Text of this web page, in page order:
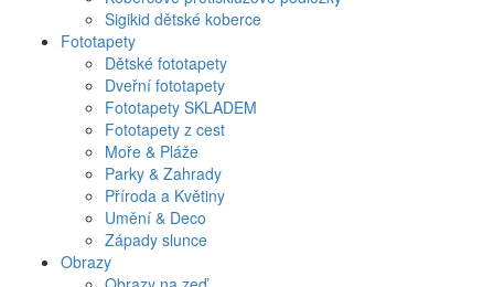
Sigikid dětské koberce
Fototapety
Dětské fototapety
Dveřní fototapety
Fototapety SKLADEM
Fototapety z cest
Moře & Pláže
Parky & Zahrady
Příroda a Květiny
Umění & Deco
Západy slunce
Obrazy